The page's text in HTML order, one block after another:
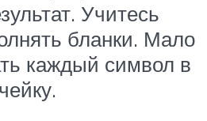
Учитесь
бланки. Мало
каждый символ в